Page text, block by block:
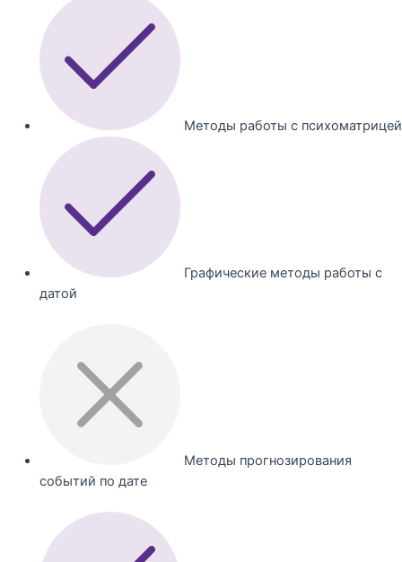
Методы работы с психоматрицей
Графические методы работы с
датой
Методы прогнозирования
событий по дате